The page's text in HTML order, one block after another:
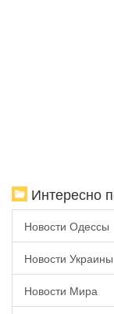
Интересно
Новости Одессы
Новости Украины
Новости Мира